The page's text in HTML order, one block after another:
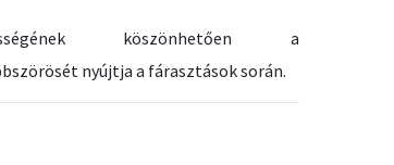
köszönhetően a
nyújtja a fárasztások során.